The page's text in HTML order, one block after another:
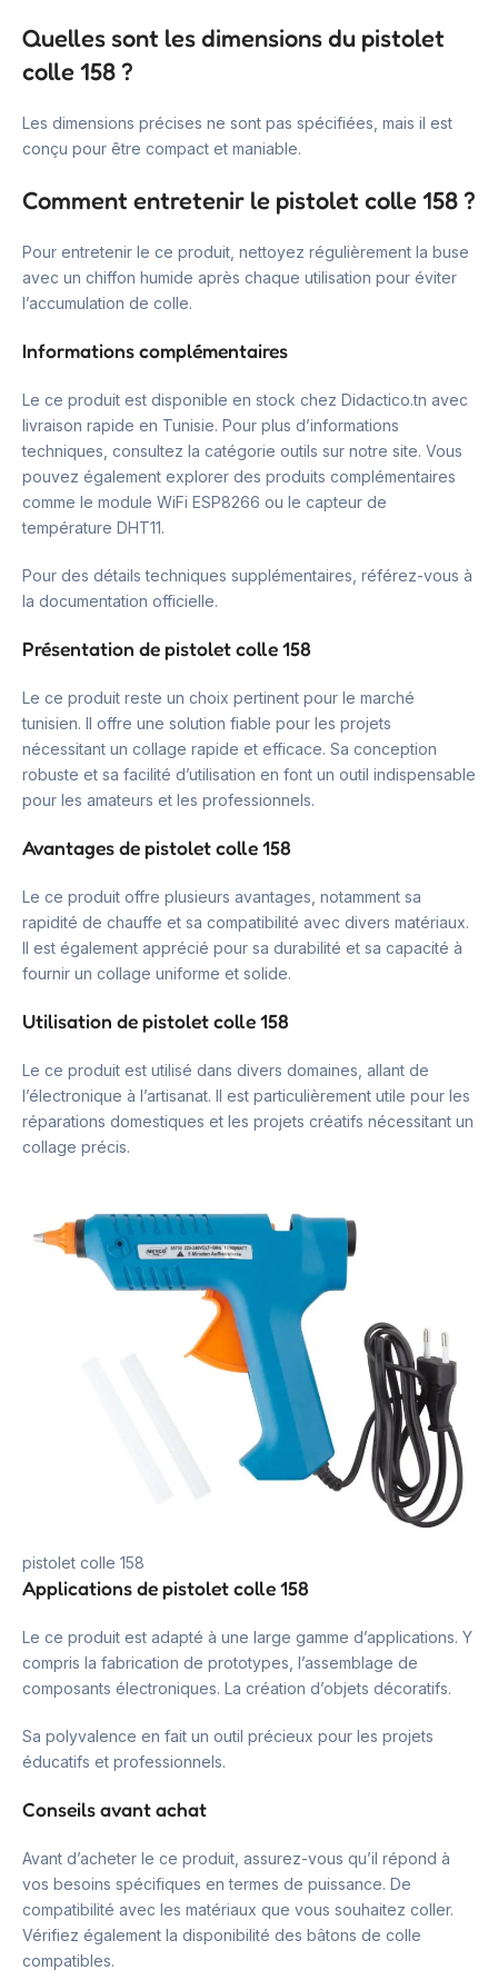
Quelles sont les dimensions du pistolet
colle 158 ?
Les dimensions précises ne sont pas spécifiées, mais il est
conçu pour être compact et maniable.
Comment entretenir le pistolet colle 158 ?
Pour entretenir le ce produit, nettoyez régulièrement la buse
avec un chiffon humide après chaque utilisation pour éviter
l’accumulation de colle.
Informations complémentaires
Le ce produit est disponible en stock chez Didactico.tn avec
livraison rapide en Tunisie. Pour plus d’informations
techniques, consultez la catégorie outils sur notre site. Vous
pouvez également explorer des produits complémentaires
comme le module WiFi ESP8266 ou le capteur de
température DHT11.
Pour des détails techniques supplémentaires, référez-vous à
la documentation officielle.
Présentation de pistolet colle 158
Le ce produit reste un choix pertinent pour le marché
tunisien. Il offre une solution fiable pour les projets
nécessitant un collage rapide et efficace. Sa conception
robuste et sa facilité d’utilisation en font un outil indispensable
pour les amateurs et les professionnels.
Avantages de pistolet colle 158
Le ce produit offre plusieurs avantages, notamment sa
rapidité de chauffe et sa compatibilité avec divers matériaux.
Il est également apprécié pour sa durabilité et sa capacité à
fournir un collage uniforme et solide.
Utilisation de pistolet colle 158
Le ce produit est utilisé dans divers domaines, allant de
l’électronique à l’artisanat. Il est particulièrement utile pour les
réparations domestiques et les projets créatifs nécessitant un
collage précis.
pistolet colle 158
Applications de pistolet colle 158
Le ce produit est adapté à une large gamme d’applications. Y
compris la fabrication de prototypes, l’assemblage de
composants électroniques. La création d’objets décoratifs.
Sa polyvalence en fait un outil précieux pour les projets
éducatifs et professionnels.
Conseils avant achat
Avant d’acheter le ce produit, assurez-vous qu’il répond à
vos besoins spécifiques en termes de puissance. De
compatibilité avec les matériaux que vous souhaitez coller.
Vérifiez également la disponibilité des bâtons de colle
compatibles.